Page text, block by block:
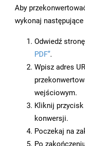
Aby
wykonaj
Odwiedź
PDF”.
Wpisz adres
wejściowym.
Kliknij przycisk
konwersji.
Poczekaj na
Po